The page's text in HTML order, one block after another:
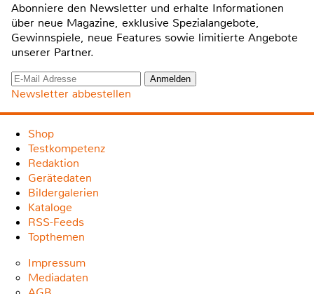
Abonniere den Newsletter und erhalte Informationen
über neue Magazine, exklusive Spezialangebote,
Gewinnspiele, neue Features sowie limitierte Angebote
unserer Partner.
Newsletter abbestellen
Shop
Testkompetenz
Redaktion
Gerätedaten
Bildergalerien
Kataloge
RSS-Feeds
Topthemen
Impressum
Mediadaten